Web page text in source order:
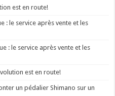
est en route!
: le service après vente et les
: le service après vente et les
est en route!
un pédalier Shimano sur un